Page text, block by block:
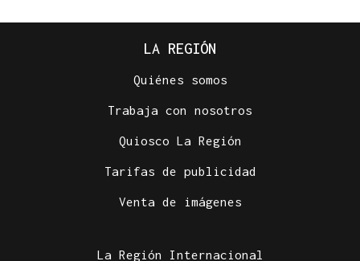
LA REGIÓN
Quiénes somos
Trabaja con nosotros
Quiosco La Región
Tarifas de publicidad
Venta de imágenes
La Región Internacional